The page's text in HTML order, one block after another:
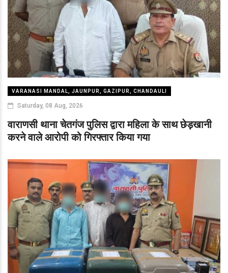
VARANASI MANDAL, JAUNPUR, GAZIPUR, CHANDAULI
Saturday, 08 Aug, 2026
वाराणसी थाना चेतगंज पुलिस द्वारा महिला के साथ छेड़खानी
करने वाले आरोपी को गिरफ्तार किया गया